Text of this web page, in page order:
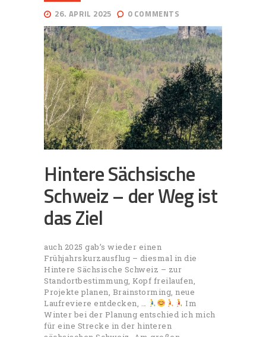
26. APRIL 2025 0 COMMENTS
Hintere Sächsische
Schweiz – der Weg ist
das Ziel
auch 2025 gab’s wieder einen
Frühjahrskurzausflug – diesmal in die
Hintere Sächsische Schweiz – zur
Standortbestimmung, Kopf freilaufen,
Projekte planen, Brainstorming, neue
Laufreviere entdecken, …
Im
Winter bei der Planung entschied ich mich
für eine Strecke in der hinteren